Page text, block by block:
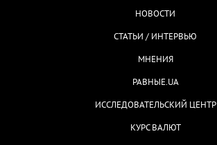
НОВОСТИ
СТАТЬИ / ИНТЕРВЬЮ
МНЕНИЯ
РАВНЫЕ.UA
ИССЛЕДОВАТЕЛЬСКИЙ ЦЕНТР
КУРС ВАЛЮТ